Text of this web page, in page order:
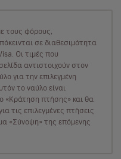
τους φόρους,
σε διαθεσιμότητα
Οι τιμές που
αντιστοιχούν στον
για την επιλεγμένη
το ναύλο είναι
«Κράτηση πτήσης» και θα
τις επιλεγμένες πτήσεις
«Σύνοψη» της επόμενης